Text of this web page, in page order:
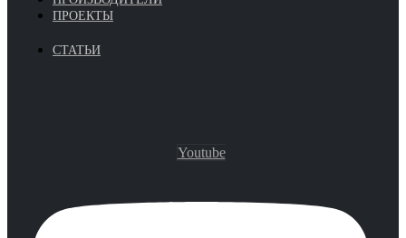
ПРОЕКТЫ
СТАТЬИ
Youtube